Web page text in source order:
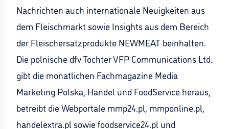
Nachrichten auch internationale Neuigkeiten aus
dem Fleischmarkt sowie Insights aus dem Bereich
der Fleischersatzprodukte NEWMEAT beinhalten.
Die polnische dfv Tochter VFP Communications Ltd.
gibt die monatlichen Fachmagazine Media
Marketing Polska, Handel und FoodService heraus,
betreibt die Webportale mmp24.pl, mmponline.pl,
handelextra.pl sowie foodservice24.pl und